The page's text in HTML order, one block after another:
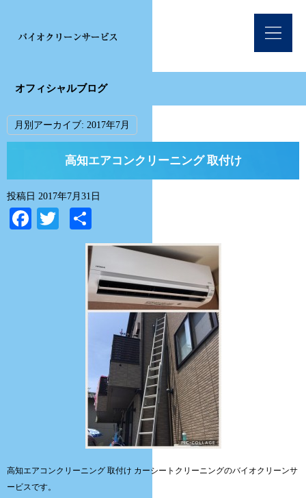
オフィシャルブログ
月別アーカイブ: 2017年7月
高知エアコンクリーニング 取付け
投稿日 2017年7月31日
Facebook
Twitter
有
高知エアコンクリーニング 取付け カーシートクリーニングのバイオクリーンサ
ービスです。